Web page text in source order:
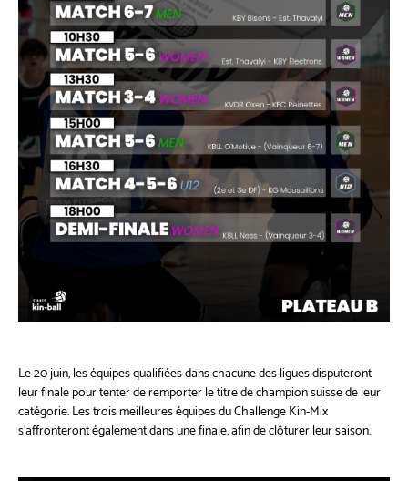
Le 20 juin, les équipes qualifiées dans chacune des ligues disputeront
leur finale pour tenter de remporter le titre de champion suisse de leur
catégorie. Les trois meilleures équipes du Challenge Kin-Mix
s'affronteront également dans une finale, afin de clôturer leur saison.